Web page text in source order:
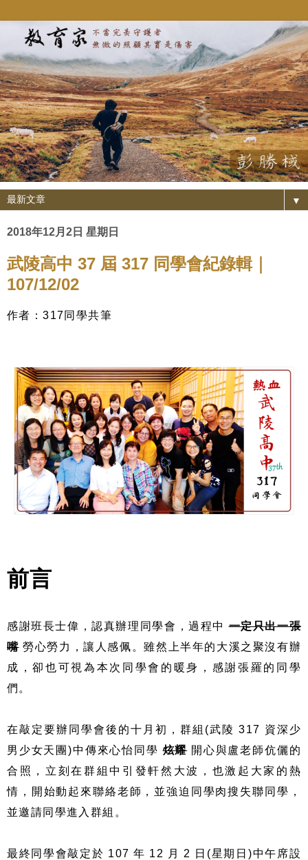
▼
2018年12月2日 星期日
武陵高中 37 屆 317 同學會紀錄輯｜
107/12/02
作者：317同學共筆
前言
感謝班長士偉，認真辦理同學會，過程中一定只出一張
嘴勞心勞力，讓人感佩。雖然上半年的大溪之聚沒有辦
成，卻也可視為本次同學會的暖身，感謝張羅的同學
們。
在敲定要辦同學會後的十月初，群組(武陵 317 資深少
男少女天團)中傳來心怡同學炫耀 開心與盧老師伉儷的
合照，立刻在群組中引發軒然大波，也激起大家的熱
情，開始動起來聯絡老師，並強迫同學肉搜失聯同學，
並邀請同學進入群組。
最終同學會敲定於 107 年 12 月 2 日(星期日)中午席設